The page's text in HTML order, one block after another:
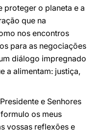
proteger o planeta e a
que na
nos encontros
para as negociações
diálogo impregnado
a alimentam: justiça,
e Senhores
os meus
vossas reflexões e